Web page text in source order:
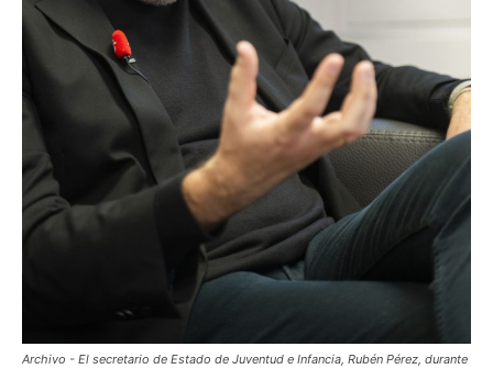
Archivo - El secretario de Estado de Juventud e Infancia, Rubén Pérez, durante